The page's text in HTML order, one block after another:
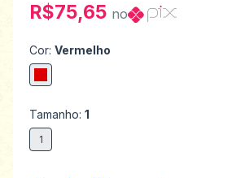
R$75,65 no
Cor: Vermelho
Tamanho: 1
1